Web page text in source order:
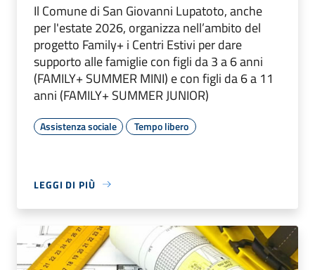
Il Comune di San Giovanni Lupatoto, anche
per l'estate 2026, organizza nell’ambito del
progetto Family+ i Centri Estivi per dare
supporto alle famiglie con figli da 3 a 6 anni
(FAMILY+ SUMMER MINI) e con figli da 6 a 11
anni (FAMILY+ SUMMER JUNIOR)
Assistenza sociale Tempo libero
LEGGI DI PIÙ